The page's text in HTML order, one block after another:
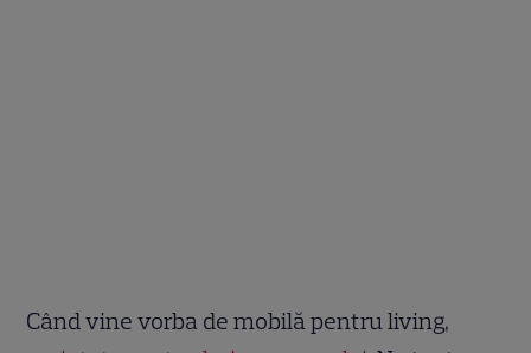
Când vine vorba de mobilă pentru living,